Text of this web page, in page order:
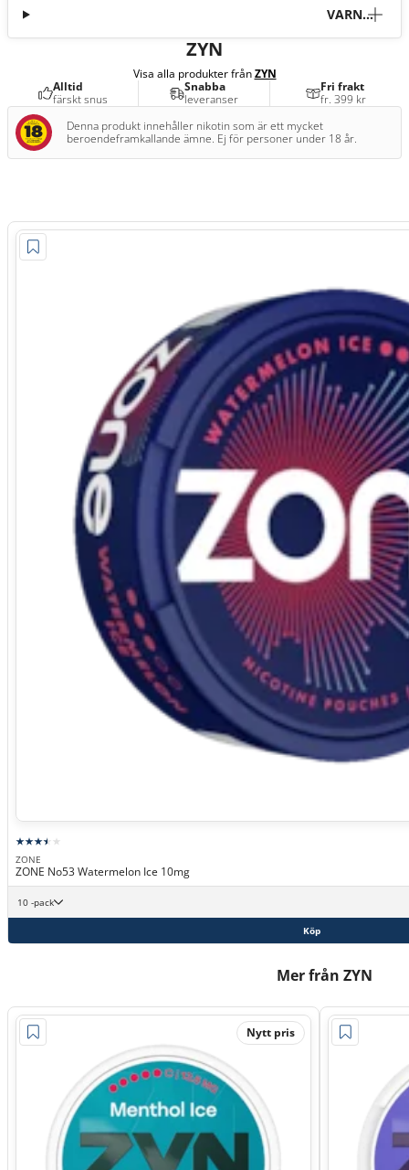
VARNI
ZYN
Visa alla produkter frånZYN
Alltid
färskt snus
Snabba
leveranser
Fri frakt
fr. 399 kr
Denna produkt innehåller nikotin som är ett mycket
beroendeframkallande ämne. Ej för personer under 18 år.
ZONE
ZONE No53 Watermelon Ice 10mg
10 -pack
Köp
Mer från ZYN
Nytt pris